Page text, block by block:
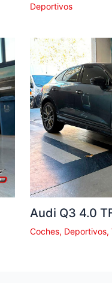
Deportivos
Audi Q3 4.0
Coches, Deportivos,